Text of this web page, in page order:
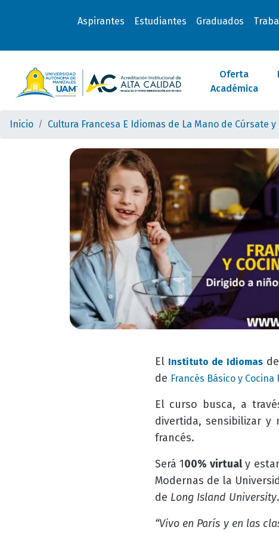
Aspirantes Estudiantes Graduados
Oferta
Académica
Inicio Cultura Francesa E Idiomas de La Mano de Cúrsate
El Instituto de Idiomas
de Francés Básico y Cocina
El curso busca, a
divertida, sensibilizar y
francés.
Será 100% virtualy
Modernas de la
de Long Island University.
“Vivo en París y en las